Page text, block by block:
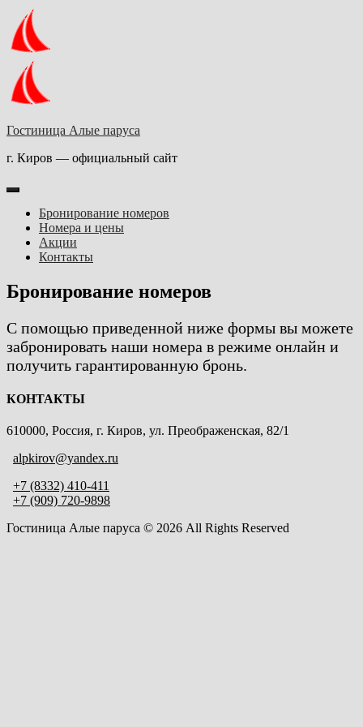
Skip
content
Гостиница Aлые паруса
г. Киров — официальный сайт
Бронирование номеров
Номера и цены
Акции
Контакты
Бронирование номеров
С помощью приведенной ниже формы вы можете
забронировать наши номера в режиме онлайн и
получить гарантированную бронь.
КОНТАКТЫ
610000, Россия, г. Киров, ул. Преображенская, 82/1
alpkirov@yandex.ru
+7 (8332) 410-411
+7 (909) 720-9898
Гостиница Aлые паруса © 2026 All Rights Reserved